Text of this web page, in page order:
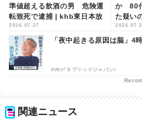
準値超える飲酒の男 危険運
転致死で逮捕 | khb東日本放
送
2026.07.27
か 80
た疑い
日本放
「夜中起きる原因は脳」4
PR(ビタブリッドジャパン)
関連ニュース